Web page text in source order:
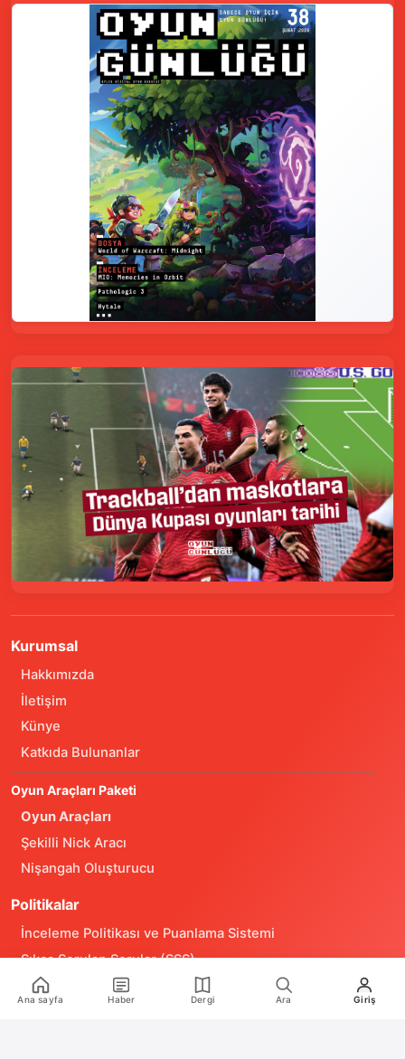
Kurumsal
Hakkımızda
İletişim
Künye
Katkıda Bulunanlar
Oyun Araçları Paketi
Oyun Araçları
Şekilli Nick Aracı
Nişangah Oluşturucu
Politikalar
İnceleme Politikası ve Puanlama Sistemi
Sıkça Sorulan Sorular (SSS)
Alıntı ve Yeniden Kullanım Politikası
Ana sayfa Haber Dergi Ara Giriş